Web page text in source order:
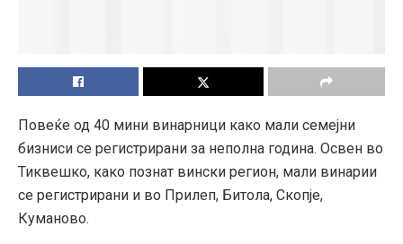
Повеќе од 40 мини винарници како мали семејни
бизниси се регистрирани за неполна година. Освен во
Тиквешко, како познат вински регион, мали винарии
се регистрирани и во Прилеп, Битола, Скопје,
Куманово.